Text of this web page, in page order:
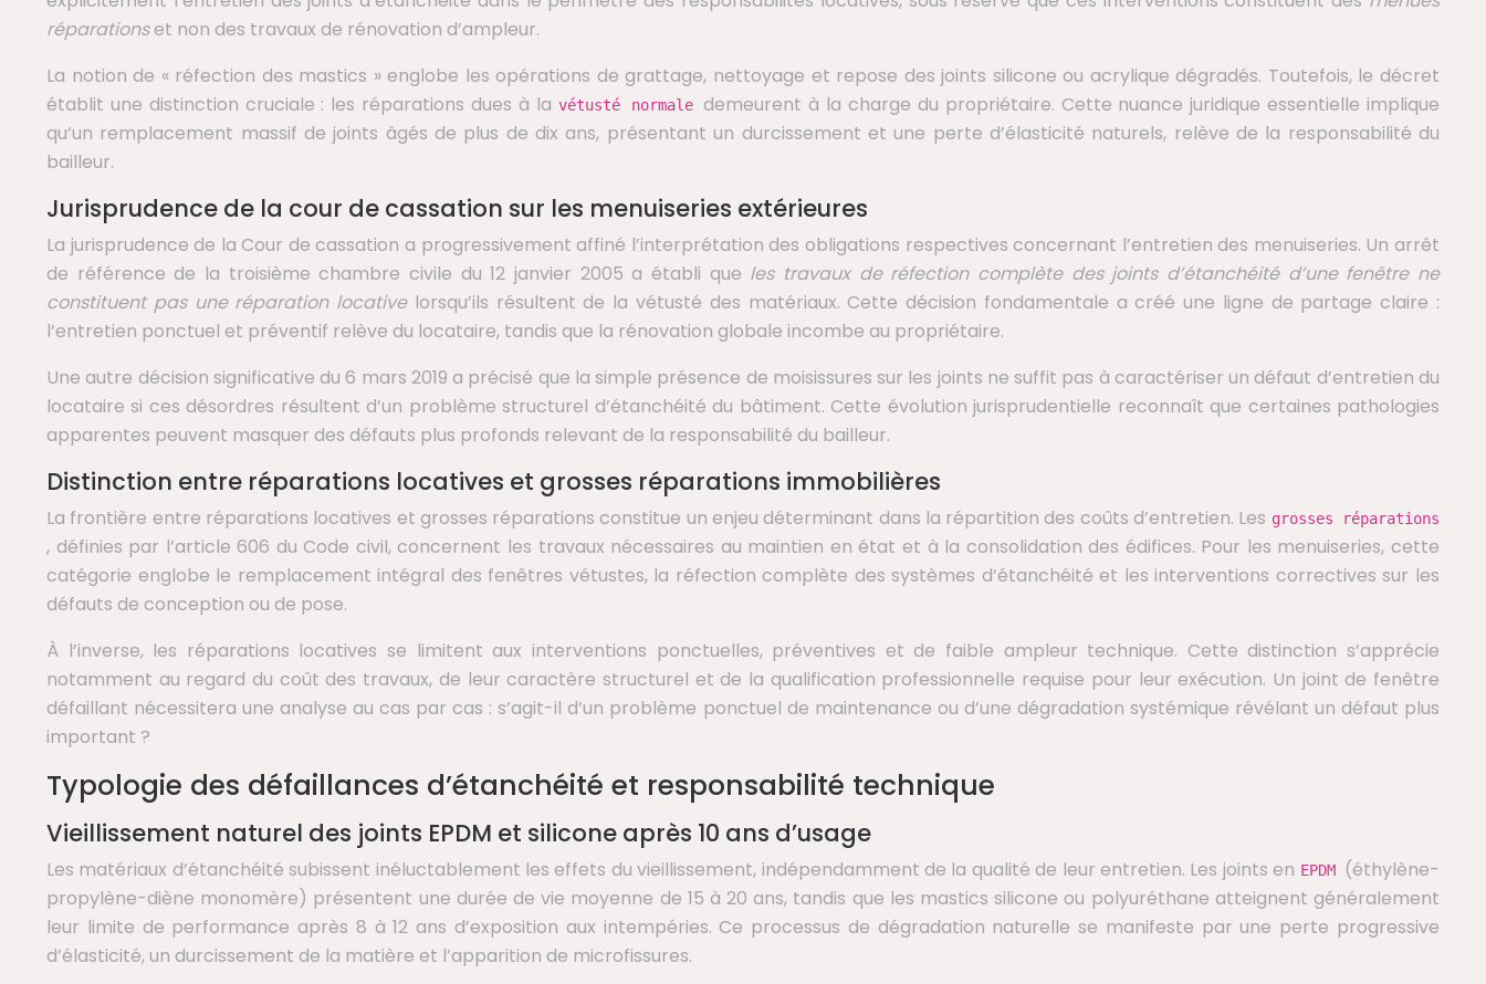
réparationset non des travaux de rénovation d’ampleur.
La notion de « réfection des mastics » englobe les opérations de grattage, nettoyage et repose des joints silicone ou acrylique dégradés. Toutefois, le décret
établit une distinction cruciale : les réparations dues à la vétusté normaledemeurent à la charge du propriétaire. Cette nuance juridique essentielle implique
qu’un remplacement massif de joints âgés de plus de dix ans, présentant un durcissement et une perte d’élasticité naturels, relève de la responsabilité du
bailleur.
Jurisprudence de la cour de cassation sur les menuiseries extérieures
La jurisprudence de la Cour de cassation a progressivement affiné l’interprétation des obligations respectives concernant l’entretien des menuiseries. Un arrêt
de référence de la troisième chambre civile du 12 janvier 2005 a établi que les travaux de réfection complète des joints d’étanchéité d’une fenêtre ne
constituent pas une réparation locative lorsqu’ils résultent de la vétusté des matériaux. Cette décision fondamentale a créé une ligne de partage claire :
l’entretien ponctuel et préventif relève du locataire, tandis que la rénovation globale incombe au propriétaire.
Une autre décision significative du 6 mars 2019 a précisé que la simple présence de moisissures sur les joints ne suffit pas à caractériser un défaut d’entretien du
locataire si ces désordres résultent d’un problème structurel d’étanchéité du bâtiment. Cette évolution jurisprudentielle reconnaît que certaines pathologies
apparentes peuvent masquer des défauts plus profonds relevant de la responsabilité du bailleur.
Distinction entre réparations locatives et grosses réparations immobilières
La frontière entre réparations locatives et grosses réparations constitue un enjeu déterminant dans la répartition des coûts d’entretien. Les grosses réparations
, définies par l’article 606 du Code civil, concernent les travaux nécessaires au maintien en état et à la consolidation des édifices. Pour les menuiseries, cette
catégorie englobe le remplacement intégral des fenêtres vétustes, la réfection complète des systèmes d’étanchéité et les interventions correctives sur les
défauts de conception ou de pose.
À l’inverse, les réparations locatives se limitent aux interventions ponctuelles, préventives et de faible ampleur technique. Cette distinction s’apprécie
notamment au regard du coût des travaux, de leur caractère structurel et de la qualification professionnelle requise pour leur exécution. Un joint de fenêtre
défaillant nécessitera une analyse au cas par cas : s’agit-il d’un problème ponctuel de maintenance ou d’une dégradation systémique révélant un défaut plus
important ?
Typologie des défaillances d’étanchéité et responsabilité technique
Vieillissement naturel des joints EPDM et silicone après 10 ans d’usage
Les matériaux d’étanchéité subissent inéluctablement les effets du vieillissement, indépendamment de la qualité de leur entretien. Les joints en EPDM (éthylène-
propylène-diène monomère) présentent une durée de vie moyenne de 15 à 20 ans, tandis que les mastics silicone ou polyuréthane atteignent généralement
leur limite de performance après 8 à 12 ans d’exposition aux intempéries. Ce processus de dégradation naturelle se manifeste par une perte progressive
d’élasticité, un durcissement de la matière et l’apparition de microfissures.